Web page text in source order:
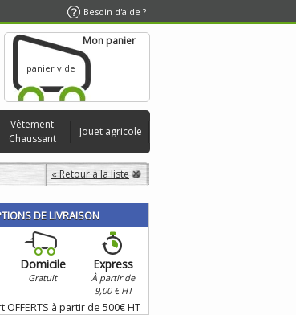
Besoin d'aide ?
Mon panier
panier vide
Vêtement
Chaussant
Jouet agricole
« Retour à la liste
DE LIVRAISON
Domicile
Gratuit
Express
À partir de
9,00 € HT
OFFERTS à partir de 500€ HT